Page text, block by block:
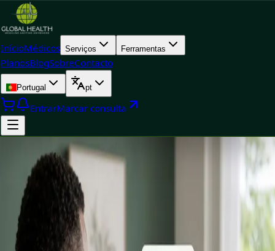
InícioMédicos Serviços Ferramentas
PlanosBlogSobreContacto
Portugal pt
EntrarMarcar consulta